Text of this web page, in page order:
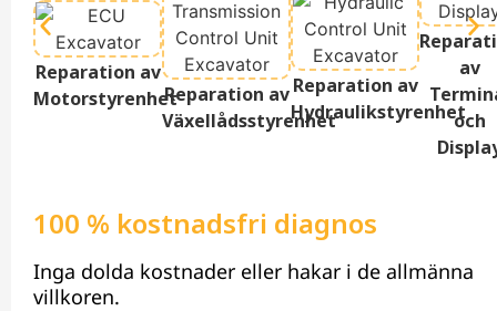
Reparation av
MotorstyrenhetReparation av
Växellådsstyrenhet
Reparation av
Hydraulikstyrenhet
av
och
100 % kostnadsfri diagnos
Inga dolda kostnader eller hakar i de allmänna
villkoren.